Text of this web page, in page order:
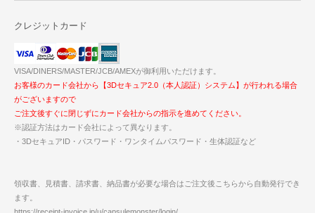
クレジットカード
VISA/DINERS/MASTER/JCB/AMEXが御利用いただけます。
お客様のカード会社から【3Dセキュア2.0（本人認証）システム】が行われる場合
がございますので
ご注文後すぐに閉じずにカード会社からの指示を進めてください。
※認証方法はカード会社によって異なります。
・3DセキュアID・パスワード・ワンタイムパスワード・生体認証など
領収書、見積書、請求書、納品書が必要な場合はご注文後こちらから自動発行でき
ます。